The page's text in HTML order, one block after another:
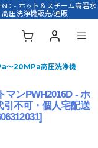
- ホット＆スチーム高温水
圧洗浄機販売/通販
〜20MPa高圧洗浄機
マンPWH2016D - ホ
引不可・個人宅配送
]